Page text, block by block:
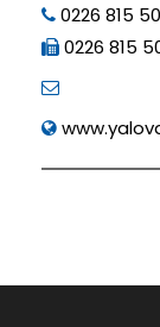
0226 815
0226 815